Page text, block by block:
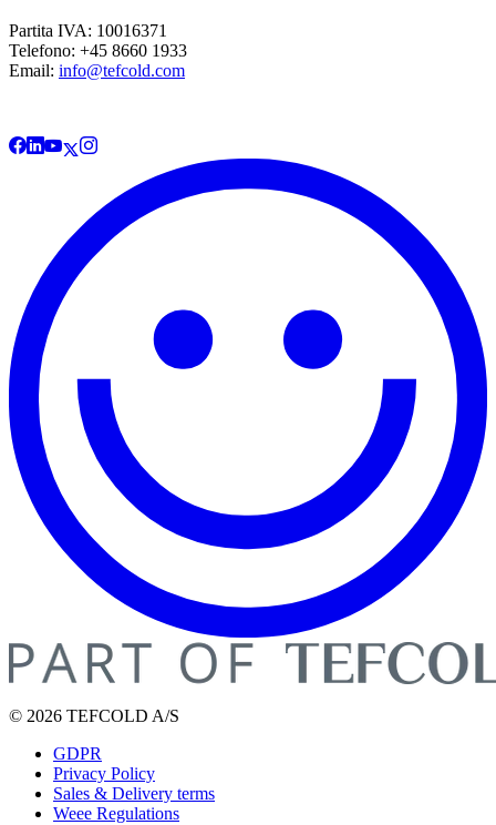
Partita IVA: 10016371
Telefono: +45 8660 1933
Email: info@tefcold.com
© 2026 TEFCOLD A/S
GDPR
Privacy Policy
Sales & Delivery terms
Weee Regulations